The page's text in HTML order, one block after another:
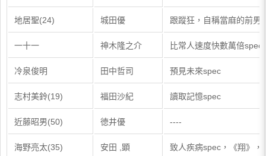
地居聖(24) 城田優 跟蹤狂，自稱當麻的前男
一十一 神木隆之介 比常人速度快數萬倍
冷泉俊明 田中哲司 預見未來spec
志村美鈴(19) 福田沙紀 讀取記憶spec
近藤昭男(50) 徳井優 ----
海野亮太(35) 安田 ,顕 致人疾病spec，《翔》，